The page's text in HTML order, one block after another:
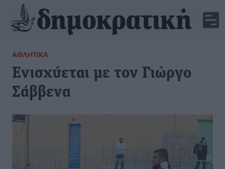
ΑΘΛΗΤΙΚΆ
Ενισχύεται με τον Γιώργο
Σάββενα